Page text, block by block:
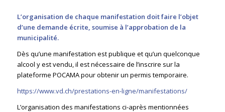
L’organisation de chaque manifestation doit faire l’objet
d’une demande écrite, soumise à l’approbation de la
municipalité.
Dès qu’une manifestation est publique et qu’un quelconque
alcool y est vendu, il est nécessaire de l’inscrire sur la
plateforme POCAMA pour obtenir un permis temporaire.
https://www.vd.ch/prestations-en-ligne/manifestations/
L’organisation des manifestations ci-après mentionnées